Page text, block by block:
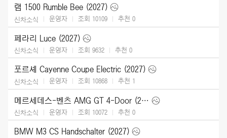
램 1500 Rumble Bee (2027)
신차소식 운영자 조회 10109 추천 0
페라리 Luce (2027)
신차소식 운영자 조회 9632 추천 0
포르셰 Cayenne Coupe Electric (2027)
신차소식 운영자 조회 10868 추천 1
메르세데스-벤츠 AMG GT 4-Door (2027)
신차소식 운영자 조회 10072 추천 0
BMW M3 CS Handschalter (2027)